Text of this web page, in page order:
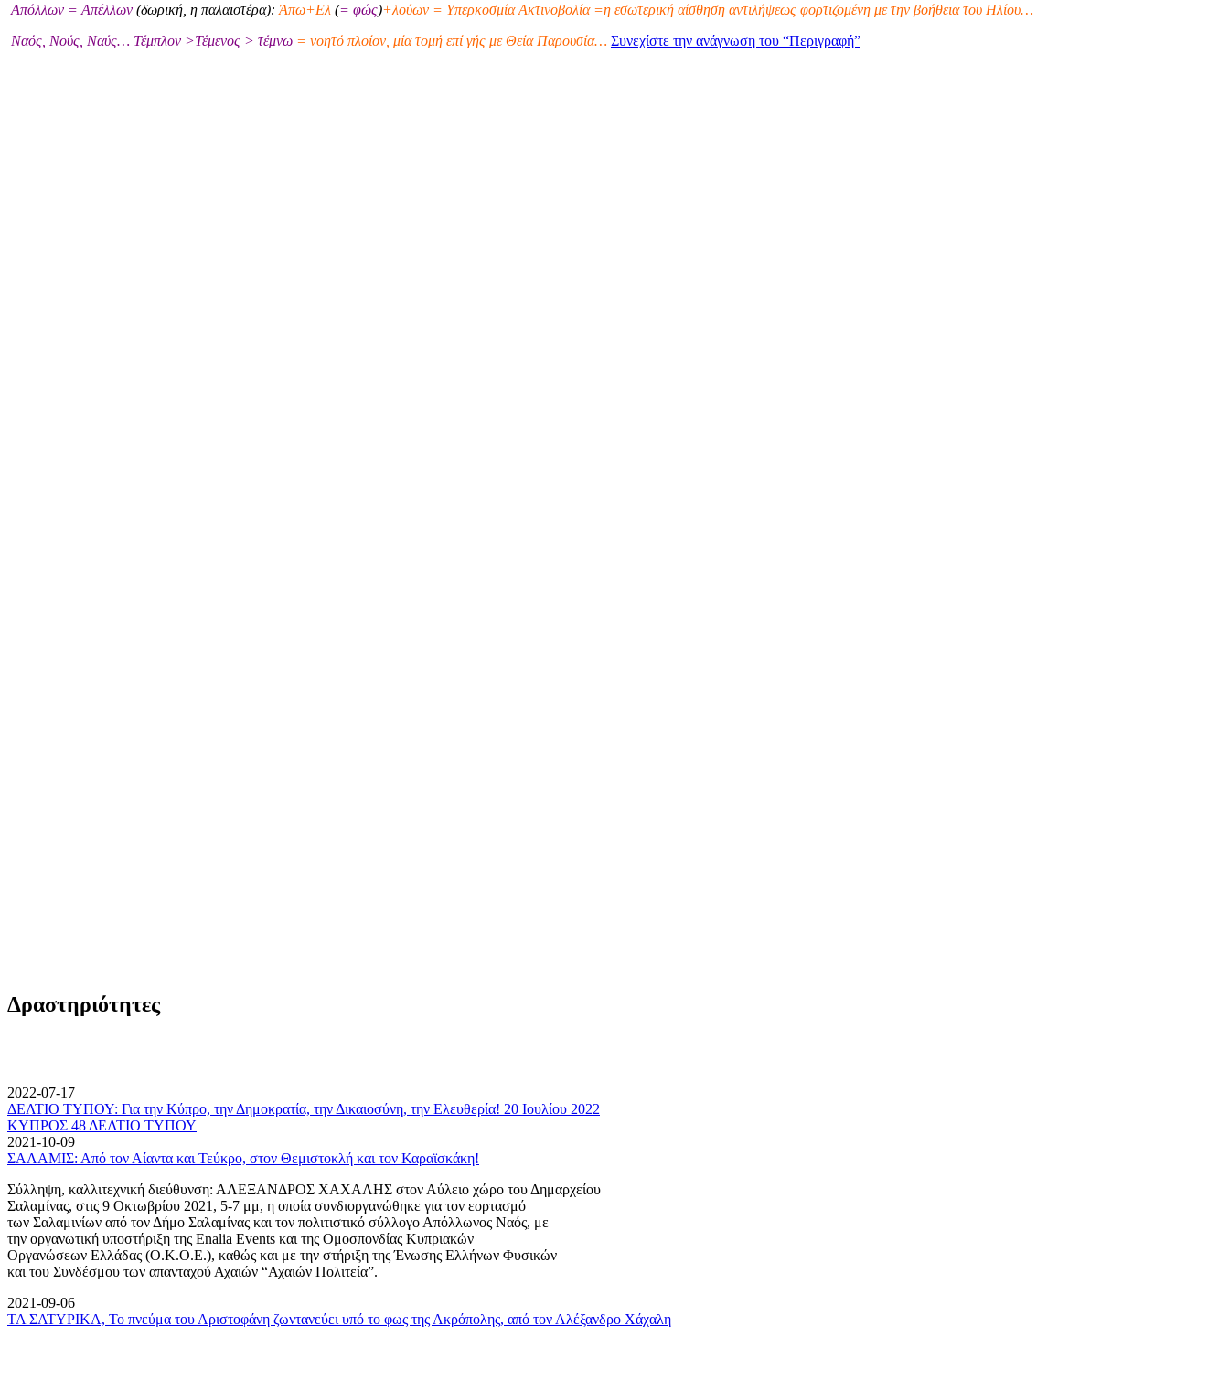
Απόλλων = Απέλλων (δωρική, η παλαιοτέρα): Άπω+Ελ (= φώς)+λούων = Υπερκοσμία Ακτινοβολία =η εσωτερική αίσθηση αντιλήψεως φορτιζομένη με την βοήθεια του Ηλίου…
Ναός, Νούς, Ναύς… Τέμπλον >Τέμενος > τέμνω = νοητό πλοίον, μία τομή επί γής με Θεία Παρουσία… Συνεχίστε την ανάγνωση του “Περιγραφή”
Δραστηριότητες
2022-07-17
ΔΕΛΤΙΟ ΤΥΠΟΥ: Για την Κύπρο, την Δημοκρατία, την Δικαιοσύνη, την Ελευθερία! 20 Ιουλίου 2022
ΚΥΠΡΟΣ 48 ΔΕΛΤΙΟ ΤΥΠΟΥ
2021-10-09
ΣΑΛΑΜΙΣ: Από τον Αίαντα και Τεύκρο, στον Θεμιστοκλή και τον Καραϊσκάκη!
Σύλληψη, καλλιτεχνική διεύθυνση: ΑΛΕΞΑΝΔΡΟΣ ΧΑΧΑΛΗΣ στον Αύλειο χώρο του Δημαρχείου
Σαλαμίνας, στις 9 Οκτωβρίου 2021, 5-7 μμ, η οποία συνδιοργανώθηκε για τον εορτασμό
των Σαλαμινίων από τον Δήμο Σαλαμίνας και τον πολιτιστικό σύλλογο Απόλλωνος Ναός, με
την οργανωτική υποστήριξη της Enalia Events και της Ομοσπονδίας Κυπριακών
Οργανώσεων Ελλάδας (Ο.Κ.Ο.Ε.), καθώς και με την στήριξη της Ένωσης Ελλήνων Φυσικών
και του Συνδέσμου των απανταχού Αχαιών “Αχαιών Πολιτεία”.
2021-09-06
ΤΑ ΣΑΤΥΡΙΚΑ, Το πνεύμα του Αριστοφάνη ζωντανεύει υπό το φως της Ακρόπολης, από τον Αλέξανδρο Χάχαλη